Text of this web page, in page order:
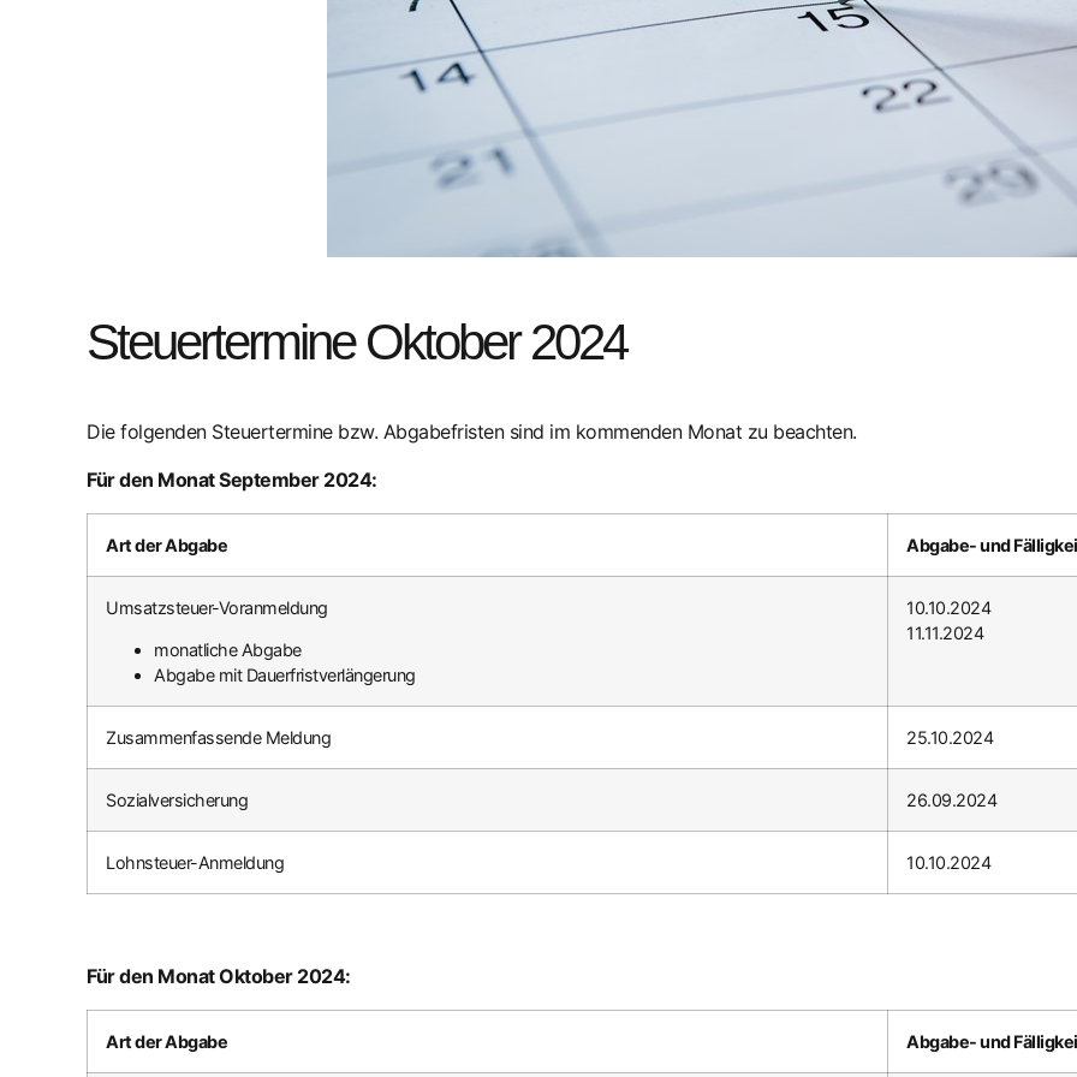
Steuertermine Oktober 2024
Die folgenden Steuertermine bzw. Abgabefristen sind im kommenden Monat zu beachten.
Für den Monat September 2024:
Art der Abgabe Abgabe- und
Umsatzsteuer-Voranmeldung
monatliche Abgabe
Abgabe mit Dauerfristverlängerung
10.10.2024
11.11.2024
Zusammenfassende Meldung 25.10.2024
Sozialversicherung 26.09.2024
Lohnsteuer-Anmeldung 10.10.2024
Für den Monat Oktober 2024:
Art der Abgabe Abgabe- und